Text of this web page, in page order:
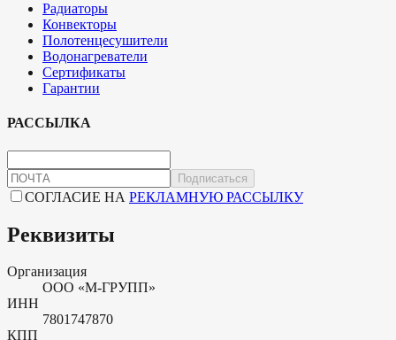
Радиаторы
Конвекторы
Полотенцесушители
Водонагреватели
Сертификаты
Гарантии
РАССЫЛКА
Подписаться
СОГЛАСИЕ НА РЕКЛАМНУЮ РАССЫЛКУ
Реквизиты
Организация
ООО «М-ГРУПП»
ИНН
7801747870
КПП